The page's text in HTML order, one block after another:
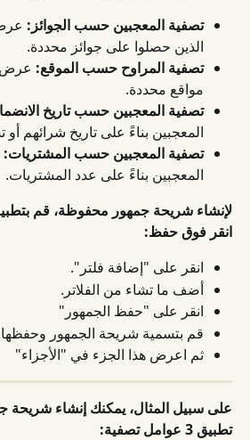
تصفية المعجبين حسب الجوائز:
الذين حصلوا على جوائز محددة.
تصفية المراوح حسب الموقع: عرض
مواقع محددة.
تصفية المعجبين حسب تاريخ
المعجبين بناءً على تاريخ شرائهم أو
تصفية المعجبين حسب المشتريات:
المعجبين بناءً على عدد المشتريات.
لإنشاء شريحة جمهور محفوظة، قم
انقر فوق حفظ:
انقر على "إضافة فلتر".
أضف ما تشاء من الفلاتر.
انقر على "حفظ الجمهور"
قم بتسمية شريحة الجمهور
ثم اعرض هذا الجزء في "الأجزاء"
على سبيل المثال، يمكنك إنشاء
تطبيق 3 عوامل تصفية: